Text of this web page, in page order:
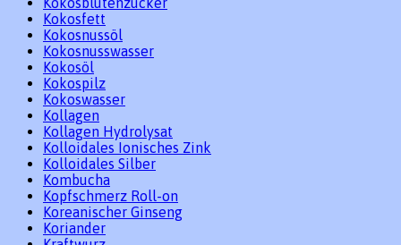
Kokosfett
Kokosnussöl
Kokosnusswasser
Kokosöl
Kokospilz
Kokoswasser
Kollagen
Kollagen Hydrolysat
Kolloidales Ionisches Zink
Kolloidales Silber
Kombucha
Kopfschmerz Roll-on
Koreanischer Ginseng
Koriander